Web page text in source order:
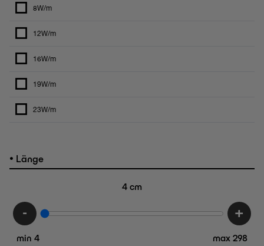
8W/m
12W/m
16W/m
19W/m
23W/m
• Länge
4 cm
min 4 max 298
- +